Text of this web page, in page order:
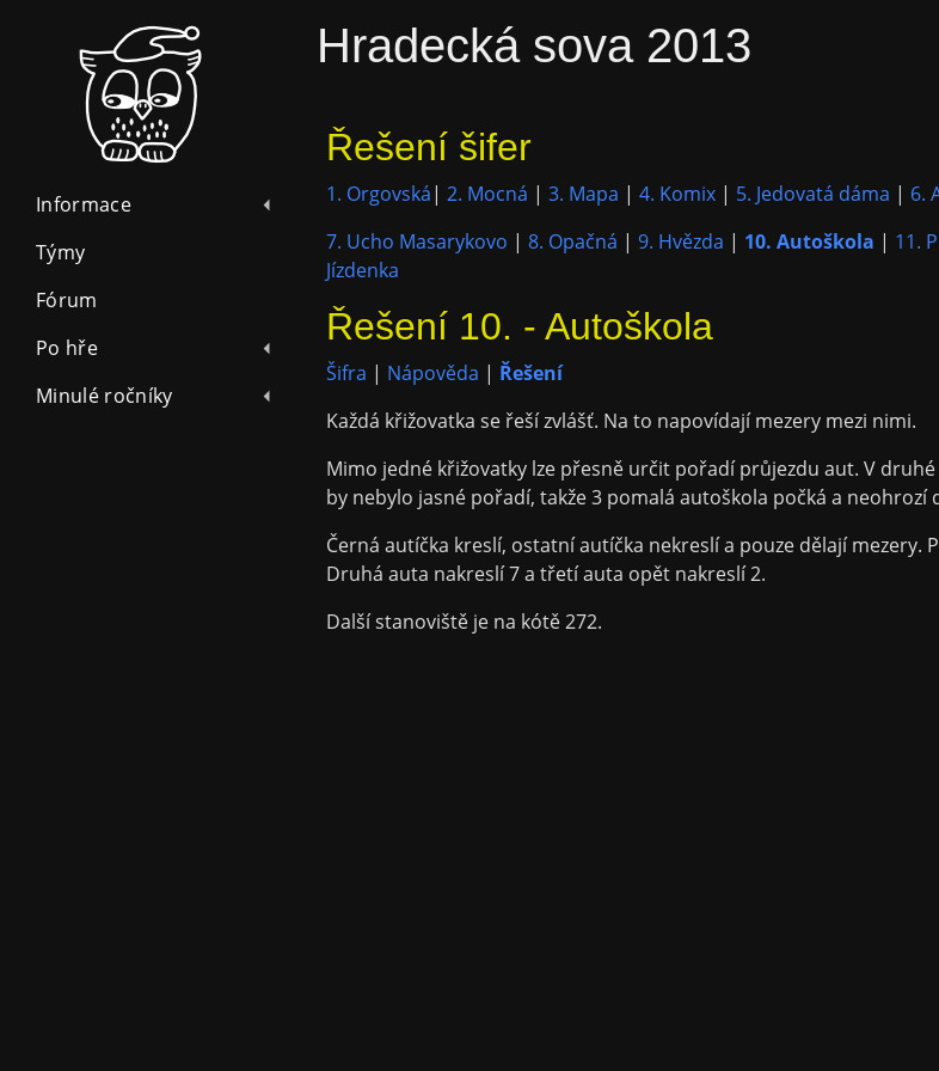
Hradecká sova 2013
Informace
Týmy
Fórum
Po hře
Minulé ročníky
Řešení šifer
1. Orgovská| 2. Mocná | 3. Mapa | 4. Komix | 5. Jedovatá dáma | 6.
7. Ucho Masarykovo | 8. Opačná | 9. Hvězda | 10. Autoškola | 11.
Jízdenka
Řešení 10. - Autoškola
Šifra | Nápověda | Řešení
Každá křižovatka se řeší zvlášť. Na to napovídají mezery mezi nimi.
Mimo jedné křižovatky lze přesně určit pořadí průjezdu aut. V
by nebylo jasné pořadí, takže 3 pomalá autoškola počká a neohrozí
Černá autíčka kreslí, ostatní autíčka nekreslí a pouze dělají
Druhá auta nakreslí 7 a třetí auta opět nakreslí 2.
Další stanoviště je na kótě 272.